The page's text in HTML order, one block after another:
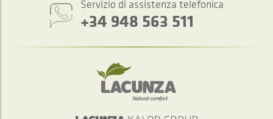
Servizio di assistenza telefonica
+34 948 563 511